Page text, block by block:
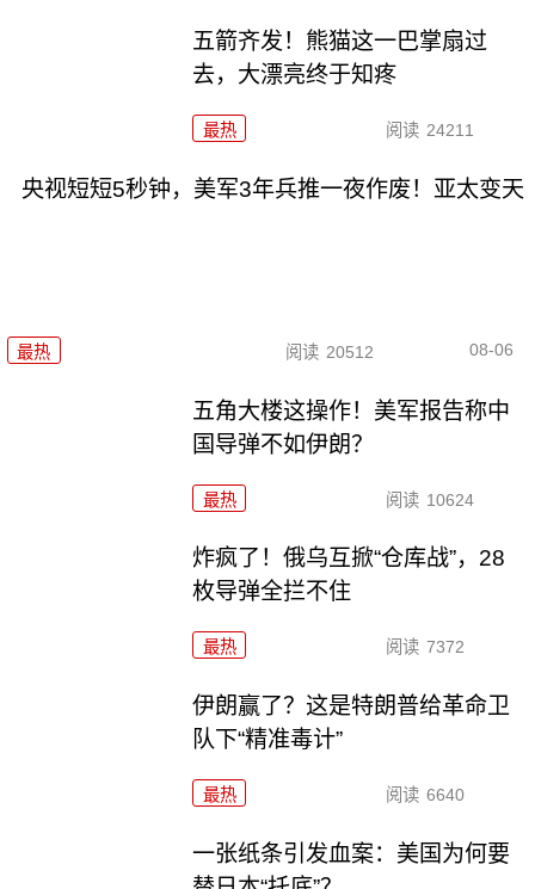
五箭齐发！熊猫这一巴掌扇过
去，大漂亮终于知疼
最热 阅读 24211
央视短短5秒钟，美军3年兵推一夜作废！亚太变天
最热 阅读 20512 08-06
五角大楼这操作！美军报告称中
国导弹不如伊朗？
最热 阅读 10624
炸疯了！俄乌互掀“仓库战”，28
枚导弹全拦不住
最热 阅读 7372
伊朗赢了？这是特朗普给革命卫
队下“精准毒计”
最热 阅读 6640
一张纸条引发血案：美国为何要